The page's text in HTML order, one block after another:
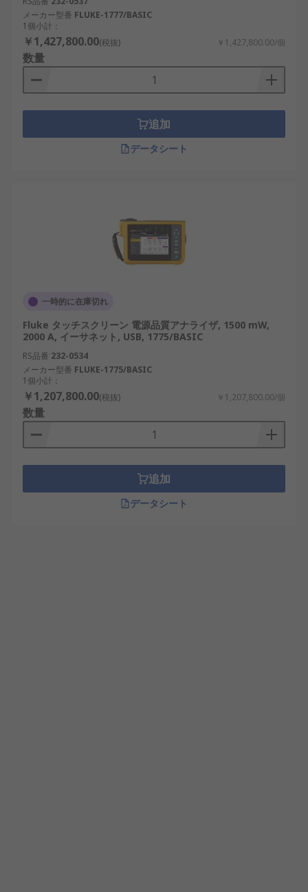
メーカー型番 FLUKE-1777/BASIC
1個小計：
￥1,427,800.00(税抜) ￥1,427,800.00/個
数量
追加
データシート
一時的に在庫切れ
Fluke タッチスクリーン 電源品質アナライザ, 1500 mW,
2000 A, イーサネット, USB, 1775/BASIC
RS品番 232-0534
メーカー型番 FLUKE-1775/BASIC
1個小計：
￥1,207,800.00(税抜) ￥1,207,800.00/個
数量
追加
データシート